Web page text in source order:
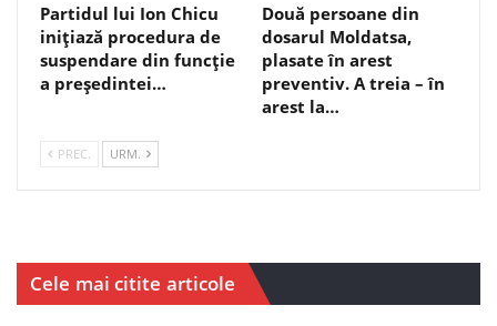
Partidul lui Ion Chicu
inițiază procedura de
suspendare din funcție
a președintei…
Două persoane din
dosarul Moldatsa,
plasate în arest
preventiv. A treia – în
arest la…
PREC. URM.
Cele mai citite articole